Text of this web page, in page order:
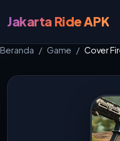
Jakarta Ride APK
Beranda Game Cover